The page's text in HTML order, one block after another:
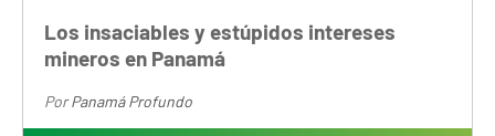
Los insaciables y estúpidos intereses
mineros en Panamá
PorPanamá Profundo